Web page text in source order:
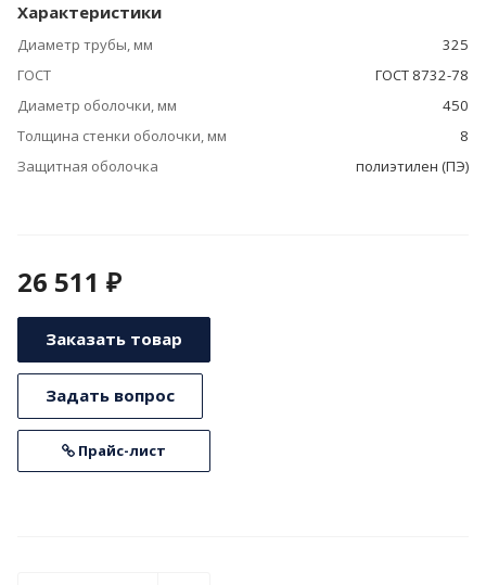
Характеристики
Диаметр трубы, мм
325
ГОСТ
ГОСТ 8732-78
Диаметр оболочки, мм
450
Толщина стенки оболочки, мм
8
Защитная оболочка
полиэтилен (ПЭ)
26 511 ₽
Заказать товар
Задать вопрос
Прайс-лист